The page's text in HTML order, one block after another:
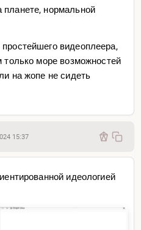
планете, нормальной
видеоплеера,
только море возможностей
на жопе не сидеть
15:37
идеологией